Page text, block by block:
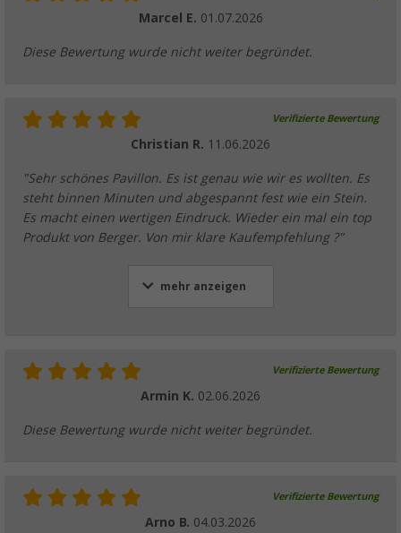
Marcel E. 01.07.2026
Diese Bewertung wurde nicht weiter begründet.
Verifizierte Bewertung
Christian R. 11.06.2026
"Sehr schönes Pavillon. Es ist genau wie wir es wollten. Es
steht binnen Minuten und abgespannt fest wie ein Stein.
Es macht einen wertigen Eindruck. Wieder ein mal ein top
Produkt von Berger. Von mir klare Kaufempfehlung ?"
mehr anzeigen
Verifizierte Bewertung
Armin K. 02.06.2026
Diese Bewertung wurde nicht weiter begründet.
Verifizierte Bewertung
Arno B. 04.03.2026